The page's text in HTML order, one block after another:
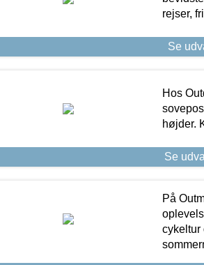
rejser,
Se
Hos
højder.
Se
På
cykeltur